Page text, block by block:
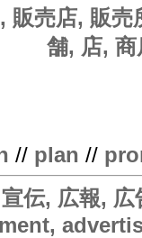
販売店, 販売
舗, 店,
// plan //
伝, 広報,